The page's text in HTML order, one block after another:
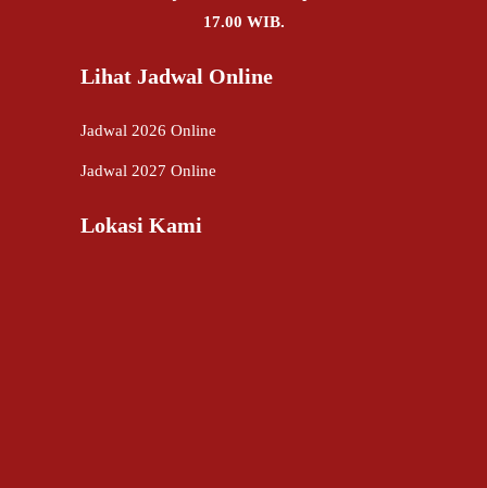
17.00 WIB.
Lihat Jadwal Online
Jadwal 2026 Online
Jadwal 2027 Online
Lokasi Kami